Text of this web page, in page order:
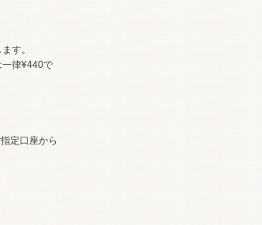
す。
一律¥440で
定口座から